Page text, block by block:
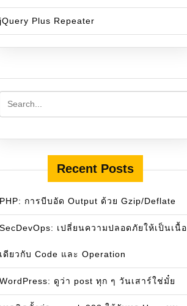
jQuery Plus Repeater
Recent Posts
PHP: การบีบอัด Output ด้วย Gzip/Deflate
SecDevOps: เปลี่ยนความปลอดภัยให้เป็นเนื้อ
เดียวกับ Code และ Operation
WordPress: ดูว่า post ทุก ๆ วันเสาร์ใช่มั๋ย